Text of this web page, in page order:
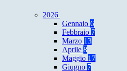
2026
Gennaio 6
Febbraio 7
Marzo 13
Aprile 8
Maggio 17
Giugno 7